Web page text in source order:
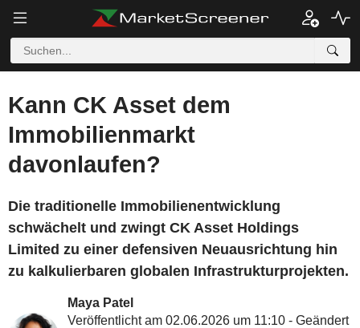
Kann CK Asset dem
Immobilienmarkt
davonlaufen?
Die traditionelle Immobilienentwicklung
schwächelt und zwingt CK Asset Holdings
Limited zu einer defensiven Neuausrichtung hin
zu kalkulierbaren globalen Infrastrukturprojekten.
Maya Patel
Veröffentlicht am 02.06.2026 um 11:10 - Geändert